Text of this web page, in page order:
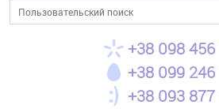
Поиск
+38 098
+38 099
+38 093